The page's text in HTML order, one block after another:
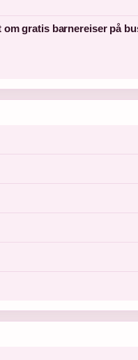
gratis barnereiser på